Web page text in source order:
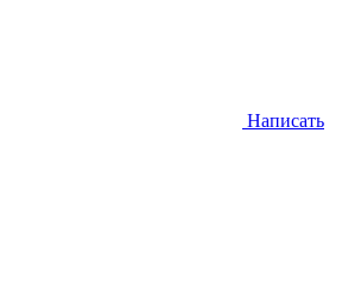
Написать